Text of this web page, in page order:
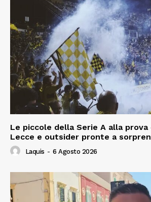
Le piccole della Serie A alla
Lecce e outsider pronte a
Laquis - 6 Agosto 2026